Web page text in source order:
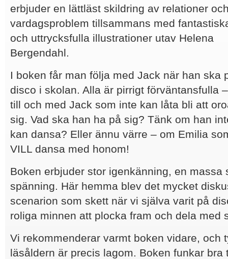
erbjuder en lättläst skildring av relationer
vardagsproblem tillsammans med
och uttrycksfulla illustrationer utav Helena
Bergendahl.
I boken får man följa med Jack när han ska
disco i skolan. Alla är pirrigt förväntansfulla –
till och med Jack som inte kan låta bli att
sig. Vad ska han ha på sig? Tänk om han
kan dansa? Eller ännu värre – om Emilia
VILL dansa med honom!
Boken erbjuder stor igenkänning, en massa
spänning. Här hemma blev det mycket
scenarion som skett när vi själva varit på
roliga minnen att plocka fram och dela med
Vi rekommenderar varmt boken vidare, och
läsåldern är precis lagom. Boken funkar bra